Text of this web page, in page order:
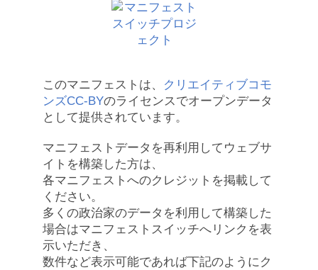
このマニフェストは、
クリエイティブコモ
ンズCC-BYのライセンスでオープンデータ
として提供されています。
マニフェストデータを再利用してウェブサ
イトを構築した方は、
各マニフェストへのクレジットを掲載して
ください。
多くの政治家のデータを利用して構築した
場合はマニフェストスイッチへリンクを表
示いただき、
数件など表示可能であれば下記のようにク